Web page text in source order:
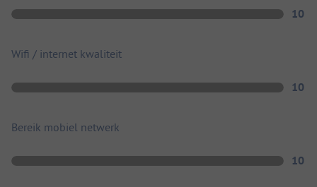
10
Wifi / internet kwaliteit
10
Bereik mobiel netwerk
10